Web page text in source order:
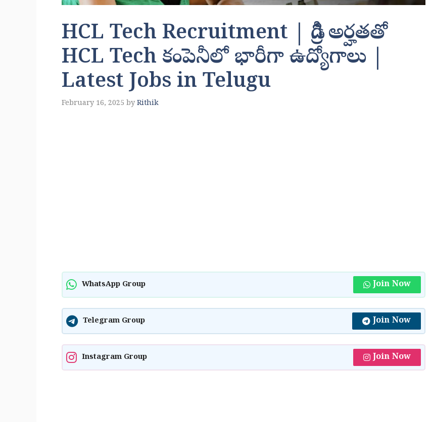
HCL Tech Recruitment | డిగ్రీ అర్హతతో
HCL Tech కంపెనీలో భారీగా ఉద్యోగాలు |
Latest Jobs in Telugu
February 16, 2025 by Rithik
WhatsApp Group Join Now
Telegram Group Join Now
Instagram Group Join Now